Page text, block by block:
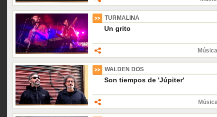
TURMALINA
Un grito
WALDEN DOS
Son tiempos de 'Júpiter'